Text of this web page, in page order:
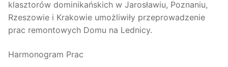
klasztorów dominikańskich w Jarosławiu, Poznaniu,
Rzeszowie i Krakowie umożliwiły przeprowadzenie
prac remontowych Domu na Lednicy.
Harmonogram Prac